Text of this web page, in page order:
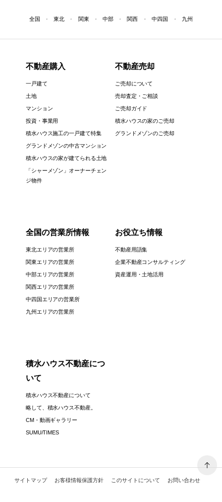
全国 東北 関東 中部 関西 中四国 九州
不動産購入
一戸建て
土地
マンション
投資・事業用
積水ハウス施工の一戸建て特集
グランドメゾンの中古マンション
積水ハウスの家が建てられる土地
「シャーメゾン」オーナーチェン
ジ物件
不動産売却
ご売却について
売却査定・ご相談
ご売却ガイド
積水ハウスの家のご売却
グランドメゾンのご売却
全国の営業所情報
東北エリアの営業所
関東エリアの営業所
中部エリアの営業所
関西エリアの営業所
中四国エリアの営業所
九州エリアの営業所
お役立ち情報
不動産用語集
企業不動産コンサルティング
資産運用・土地活用
積水ハウス不動産につ
いて
積水ハウス不動産について
略して、積水ハウス不動産。
CM・動画ギャラリー
SUMU/TIMES
サイトマップ お客様情報保護方針 このサイトについて お問い合わせ